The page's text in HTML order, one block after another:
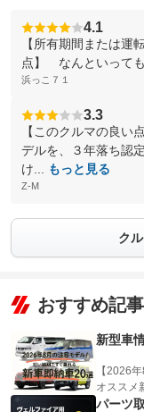
4.1
【所有期間または
点】 なんといって
浜っこ７１
3.3
【このクルマの良い
デルを、３年落ち認
け...
もっと見る
Z-M
ク
おすすめ記事
新型車
【2026
オススメ
パーツ